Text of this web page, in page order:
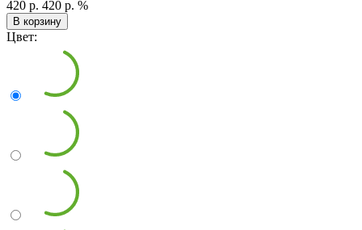
420 р. 420 р. %
В корзину
Цвет: